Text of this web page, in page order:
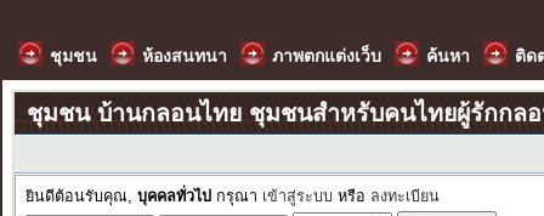
ชุมชน ห้องสนทนา ภาพตกแต่งเว็บ ค้นหา ติด
ชุมชน บ้านกลอนไทย ชุมชนสำหรับคนไทยผู้รักกล
ยินดีต้อนรับคุณ, บุคคลทั่วไป กรุณา เข้าสู่ระบบ หรือ ลงทะเบียน